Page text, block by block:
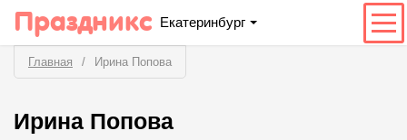
Праздникс Екатеринбург
Главная Ирина Попова
Ирина Попова